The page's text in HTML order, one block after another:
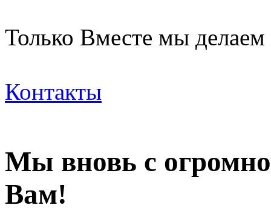
Только Вместе мы
Контакты
Мы вновь с
Вам!